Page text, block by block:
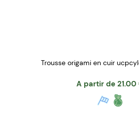
Trousse origami en cuir
A partir de 21.00